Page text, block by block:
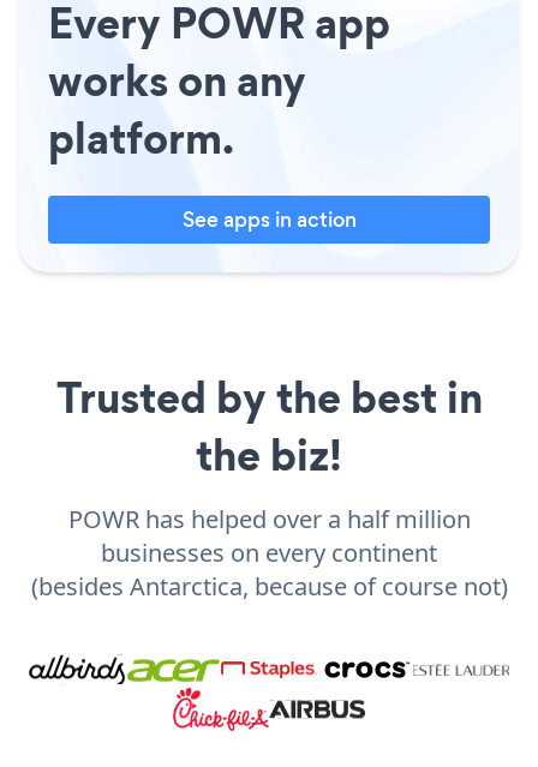
Every POWR app
works on any
platform.
See apps in action
Trusted by the best in
the biz!
POWR has helped over a half million
businesses on every continent
(besides Antarctica, because of course not)